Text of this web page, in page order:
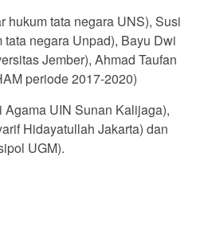
hukum tata negara UNS), Susi
negara Unpad), Bayu Dwi
Jember), Ahmad Taufan
periode 2017-2020)
UIN Sunan Kalijaga),
Hidayatullah Jakarta) dan
UGM).